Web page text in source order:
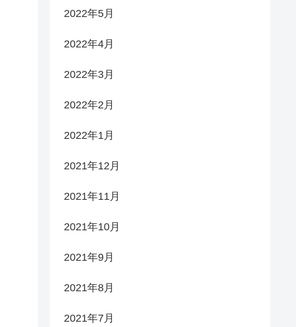
2022年5月
2022年4月
2022年3月
2022年2月
2022年1月
2021年12月
2021年11月
2021年10月
2021年9月
2021年8月
2021年7月